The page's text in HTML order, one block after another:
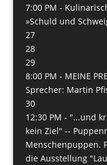
7:00 PM -
»Schuld und
27
28
29
8:00 PM - MEINE
Sprecher: Martin
30
12:30 PM - "...und
kein Ziel" --
Menschenpuppen.
die Ausstellung